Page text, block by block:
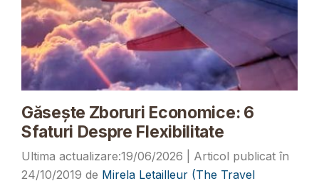
Găsește Zboruri Economice: 6
Sfaturi Despre Flexibilitate
19/06/2026
24/10/2019 de Mirela Letailleur (The Travel